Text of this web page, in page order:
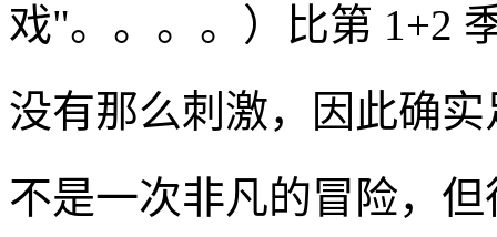
戏"。。。。）比第 1+2
没有那么刺激，因此确
不是一次非凡的冒险，